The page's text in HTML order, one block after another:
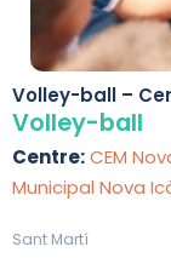
Volley-ball –
Volley-ball
Centre:CEM
Municipal Nova
Sant Martí